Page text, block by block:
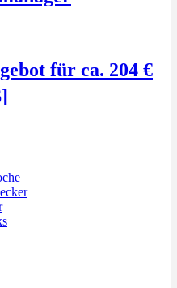
für ca. 204 €